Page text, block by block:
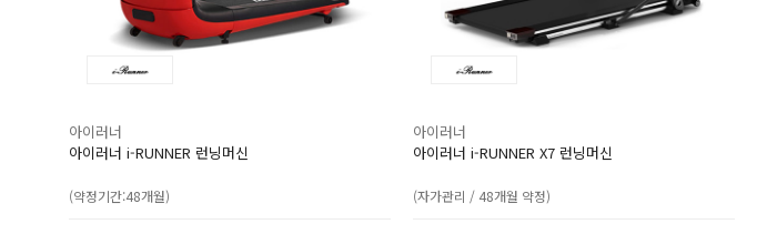
아이러너
아이러너 i-RUNNER 런닝머신
(약정기간:48개월)
아이러너
아이러너 i-RUNNER X7 런닝머신
(자가관리 / 48개월 약정)